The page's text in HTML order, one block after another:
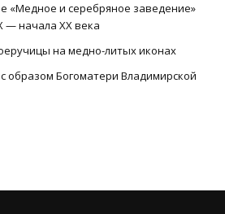
«Медное и серебряное заведение»
— начала XX века
на медно-литых иконах
образом Богоматери Владимирской